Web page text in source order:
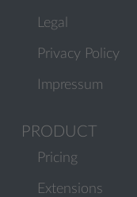
Legal
Privacy Policy
Impressum
PRODUCT
Pricing
Extensions